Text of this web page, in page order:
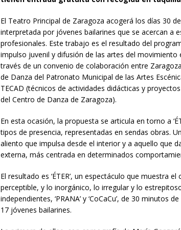
vehículos
ZARAGOZA
El Teatro Principal de Zaragoza acogerá los días 30
interpretada por jóvenes bailarines que se acercan a
profesionales. Este trabajo es el resultado del
impulso juvenil y difusión de las artes del
través de un convenio de colaboración entre
de Danza del Patronato Municipal de las Artes
TECAD (técnicos de actividades didácticas y
del Centro de Danza de Zaragoza).
En esta ocasión, la propuesta se articula en torno a
tipos de presencia, representadas en sendas obras.
aliento que impulsa desde el interior y a aquello que
externa, más centrada en determinados
El resultado es ‘ÉTER’, un espectáculo que muestra
perceptible, y lo inorgánico, lo irregular y lo
independientes, ‘PRANA’ y ‘CoCaCu’, de 30
17 jóvenes bailarines.